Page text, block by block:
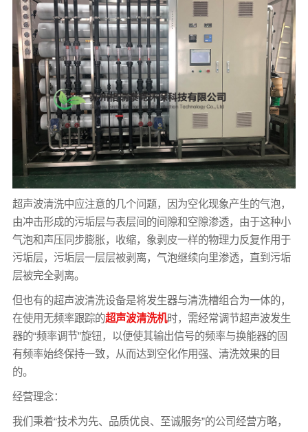
超声波清洗中应注意的几个问题，因为空化现象产生的气泡，
由冲击形成的污垢层与表层间的间隙和空隙渗透，由于这种小
气泡和声压同步膨胀，收缩，象剥皮一样的物理力反复作用于
污垢层，污垢层一层层被剥离，气泡继续向里渗透，直到污垢
层被完全剥离。
但也有的超声波清洗设备是将发生器与清洗槽组合为一体的，
在使用无频率跟踪的超声波清洗机时，需经常调节超声波发生
器的“频率调节”旋钮，以便使其输出信号的频率与换能器的固
有频率始终保持一致，从而达到空化作用强、清洗效果的目
的。
经营理念：
我们秉着“技术为先、品质优良、至诚服务”的公司经营方略，